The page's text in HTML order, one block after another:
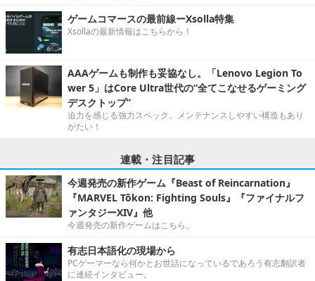
ゲームコマースの最前線ーXsolla特集
Xsollaの最新情報はこちらから！
AAAゲームも制作も妥協なし。「Lenovo Legion To
wer 5」はCore Ultra世代の“全てこなせるゲーミング
デスクトップ”
迫力を感じる強力スペック。メンテナンスしやすい構造もあり
がたい！
連載・注目記事
今週発売の新作ゲーム『Beast of Reincarnation』
『MARVEL Tōkon: Fighting Souls』『ファイナルフ
ァンタジーXIV』他
今週発売の新作ゲームはこちら。
有志日本語化の現場から
PCゲーマーなら何かとお世話になっているであろう有志翻訳者
に連続インタビュー。